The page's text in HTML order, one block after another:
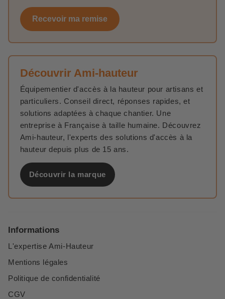
Recevoir ma remise
Découvrir Ami-hauteur
Équipementier d'accès à la hauteur pour artisans et
particuliers. Conseil direct, réponses rapides, et
solutions adaptées à chaque chantier. Une
entreprise à Française à taille humaine. Découvrez
Ami-hauteur, l'experts des solutions d'accès à la
hauteur depuis plus de 15 ans.
Découvrir la marque
Informations
L'expertise Ami-Hauteur
Mentions légales
Politique de confidentialité
CGV